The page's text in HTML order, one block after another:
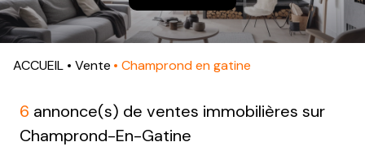
VENTES
BIENS
VENDUS
ESTIMATION
ALERTE
ACCUEIL Vente Champrond en gatine
6 annonce(s) de ventes immobilières sur
Champrond-En-Gatine